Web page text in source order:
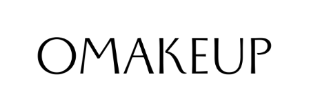
содержимому